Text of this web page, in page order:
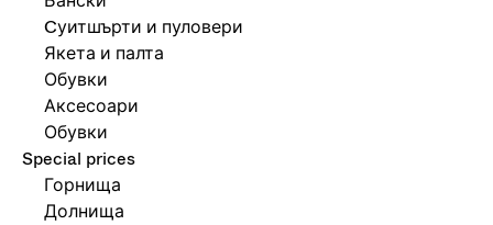
Cуитшърти и пуловери
Якета и палта
Обувки
Аксесоари
Обувки
Special prices
Горнища
Долнища